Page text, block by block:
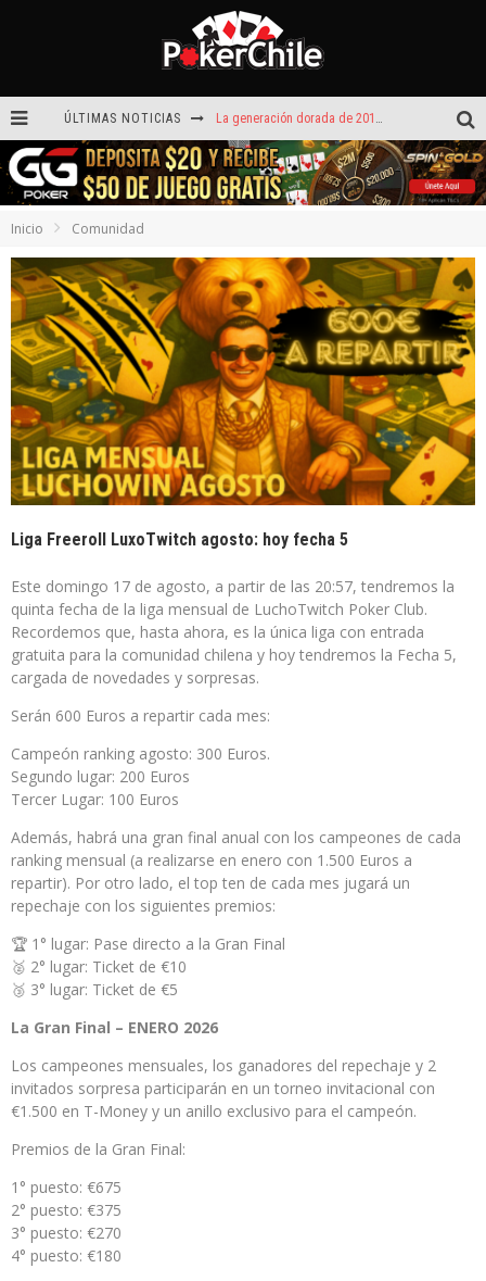
ÚLTIMAS NOTICIAS La generación dorada de 2011: el año en que Chile conquistó el póker internacional
¡Sábado de ases! Punta Arenas y Valdivia repartieron más de $3,8 millones
ROAD TO CLSOP Puerto Plata, satélite a Main Event.
Víctor Armijo y Carlos Beltrán celebraron en los torneos Turbo de Dreams
Hoy camiseta Firmada por Arturo Vidal gratis en GGPoker
Inicio Comunidad
Liga Freeroll LuxoTwitch agosto: hoy fecha 5
Este domingo 17 de agosto, a partir de las 20:57, tendremos la
quinta fecha de la liga mensual de LuchoTwitch Poker Club.
Recordemos que, hasta ahora, es la única liga con entrada
gratuita para la comunidad chilena y hoy tendremos la Fecha 5,
cargada de novedades y sorpresas.
Serán 600 Euros a repartir cada mes:
Campeón ranking agosto: 300 Euros.
Segundo lugar: 200 Euros
Tercer Lugar: 100 Euros
Además, habrá una gran final anual con los campeones de cada
ranking mensual (a realizarse en enero con 1.500 Euros a
repartir). Por otro lado, el top ten de cada mes jugará un
repechaje con los siguientes premios:
🏆 1° lugar: Pase directo a la Gran Final
🥈 2° lugar: Ticket de €10
🥉 3° lugar: Ticket de €5
La Gran Final – ENERO 2026
Los campeones mensuales, los ganadores del repechaje y 2
invitados sorpresa participarán en un torneo invitacional con
€1.500 en T-Money y un anillo exclusivo para el campeón.
Premios de la Gran Final:
1° puesto: €675
2° puesto: €375
3° puesto: €270
4° puesto: €180